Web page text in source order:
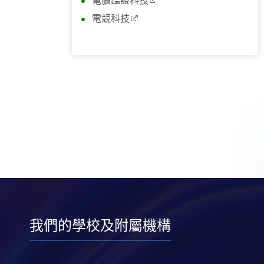
電競科技
我們的學校及附屬機構